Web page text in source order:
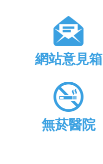
網站意見箱
無菸醫院